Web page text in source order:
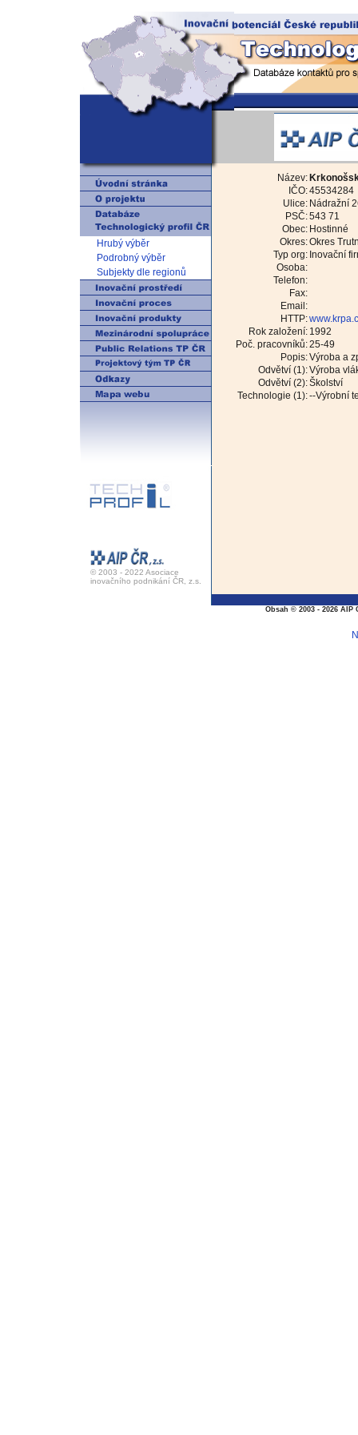
Hrubý výběr
Podrobný výběr
Subjekty dle regionů
© 2003 - 2022 Asociace
inovačního podnikání ČR, z.s.
Název:
IČO:45534284
Ulice: Nádražní
PSČ:543 71
Obec: Hostinné
Okres:Okres
Typ org: Inovační
Osoba:
Telefon:
Fax:
Email:
HTTP:
Rok založení: 1992
Poč. pracovníků:25-49
Popis:Výroba a
Odvětví (1):Výroba
Odvětví (2):Školství
Technologie (1):--Výrobní
Obsah © 2003 - 2026